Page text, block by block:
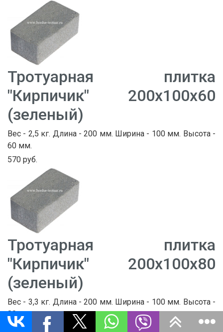
Тротуарная плитка
"Кирпичик" 200х100х60
(зеленый)
Вес - 2,5 кг. Длина - 200 мм. Ширина - 100 мм. Высота -
60 мм.
570 руб.
Тротуарная плитка
"Кирпичик" 200х100х80
(зеленый)
Вес - 3,3 кг. Длина - 200 мм. Ширина - 100 мм. Высота -
80 мм.
670 руб.